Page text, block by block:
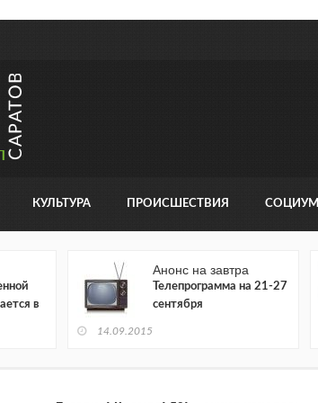
КУЛЬТУРА ПРОИСШЕСТВИЯ СОЦИУМ
в
Анонс на завтра
Телепрограмма на 21-27
сентября
14.09.2015